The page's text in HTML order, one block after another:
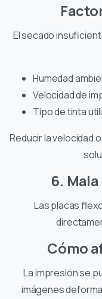
El secado
Humedad
Velocidad de
Tipo de tinta
Reducir la velocidad
6.
Las placas
Cómo
La impresión se
imágenes